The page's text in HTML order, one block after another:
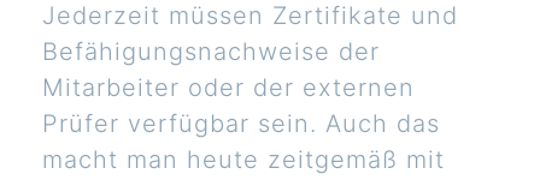
Jederzeit müssen Zertifikate und
Befähigungsnachweise der
Mitarbeiter oder der externen
Prüfer verfügbar sein. Auch das
macht man heute zeitgemäß mit